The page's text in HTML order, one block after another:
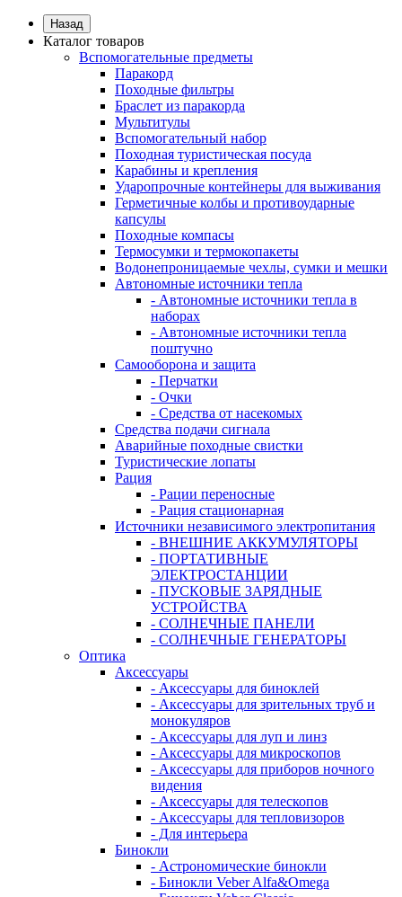
Назад
Каталог товаров
Вспомогательные предметы
Паракорд
Походные фильтры
Браслет из паракорда
Мультитулы
Вспомогательный набор
Походная туристическая посуда
Карабины и крепления
Ударопрочные контейнеры для выживания
Герметичные колбы и противоударные
капсулы
Походные компасы
Термосумки и термокопакеты
Водонепроницаемые чехлы, сумки и мешки
Автономные источники тепла
- Автономные источники тепла в
наборах
- Автономные источники тепла
поштучно
Самооборона и защита
- Перчатки
- Очки
- Средства от насекомых
Средства подачи сигнала
Аварийные походные свистки
Туристические лопаты
Рация
- Рации переносные
- Рация стационарная
Источники независимого электропитания
- ВНЕШНИЕ АККУМУЛЯТОРЫ
- ПОРТАТИВНЫЕ
ЭЛЕКТРОСТАНЦИИ
- ПУСКОВЫЕ ЗАРЯДНЫЕ
УСТРОЙСТВА
- СОЛНЕЧНЫЕ ПАНЕЛИ
- СОЛНЕЧНЫЕ ГЕНЕРАТОРЫ
Оптика
Аксессуары
- Аксессуары для биноклей
- Аксессуары для зрительных труб и
монокуляров
- Аксессуары для луп и линз
- Аксессуары для микроскопов
- Аксессуары для приборов ночного
видения
- Аксессуары для телескопов
- Аксессуары для тепловизоров
- Для интерьера
Бинокли
- Астрономические бинокли
- Бинокли Veber Alfa&Omega